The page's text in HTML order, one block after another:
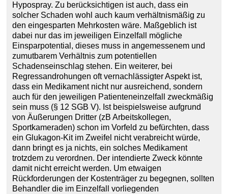
Hypospray. Zu berücksichtigen ist auch, dass ein
solcher Schaden wohl auch kaum verhältnismäßig zu
den eingesparten Mehrkosten wäre. Maßgeblich ist
dabei nur das im jeweiligen Einzelfall mögliche
Einsparpotential, dieses muss in angemessenem und
zumutbarem Verhältnis zum potentiellen
Schadenseinschlag stehen. Ein weiterer, bei
Regressandrohungen oft vernachlässigter Aspekt ist,
dass ein Medikament nicht nur ausreichend, sondern
auch für den jeweiligen Patienteneinzelfall zweckmäßig
sein muss (§ 12 SGB V). Ist beispielsweise aufgrund
von Äußerungen Dritter (zB Arbeitskollegen,
Sportkameraden) schon im Vorfeld zu befürchten, dass
ein Glukagon-Kit im Zweifel nicht verabreicht würde,
dann bringt es ja nichts, ein solches Medikament
trotzdem zu verordnen. Der intendierte Zweck könnte
damit nicht erreicht werden. Um etwaigen
Rückforderungen der Kostenträger zu begegnen, sollten
Behandler die im Einzelfall vorliegenden